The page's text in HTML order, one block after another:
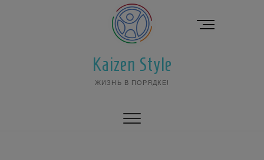
Kaizen Style
ЖИЗНЬ В ПОРЯДКЕ!
К